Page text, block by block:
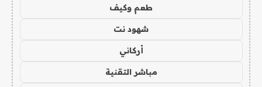
طعم وكيف
شهود نت
أركاني
مباشر التقنية